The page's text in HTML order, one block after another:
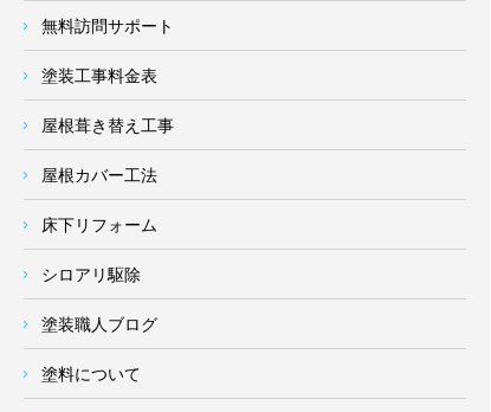
無料訪問サポート
塗装工事料金表
屋根葺き替え工事
屋根カバー工法
床下リフォーム
シロアリ駆除
塗装職人ブログ
塗料について